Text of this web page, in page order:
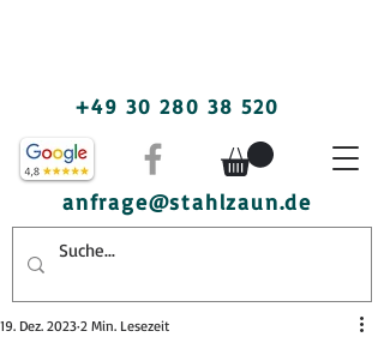
+49 30 280 38 520
anfrage@stahlzaun.de
19. Dez. 2023 2 Min. Lesezeit